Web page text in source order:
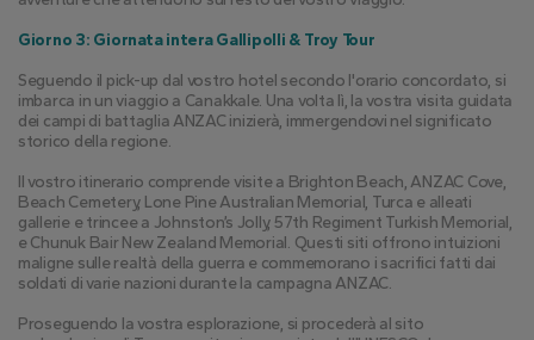
Giorno 3: Giornata intera Gallipolli & Troy Tour
Seguendo il pick-up dal vostro hotel secondo l'orario concordato, si
imbarca in un viaggio a Canakkale. Una volta lì, la vostra visita guidata
dei campi di battaglia ANZAC inizierà, immergendovi nel significato
storico della regione.
Il vostro itinerario comprende visite a Brighton Beach, ANZAC Cove,
Beach Cemetery, Lone Pine Australian Memorial, Turca e alleati
gallerie e trincee a Johnston’s Jolly, 57th Regiment Turkish Memorial,
e Chunuk Bair New Zealand Memorial. Questi siti offrono intuizioni
maligne sulle realtà della guerra e commemorano i sacrifici fatti dai
soldati di varie nazioni durante la campagna ANZAC.
Proseguendo la vostra esplorazione, si procederà al sito